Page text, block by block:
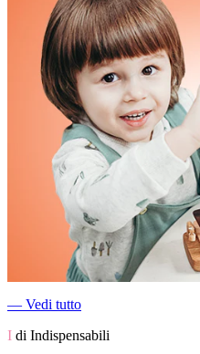
― Vedi tutto
I di Indispensabili